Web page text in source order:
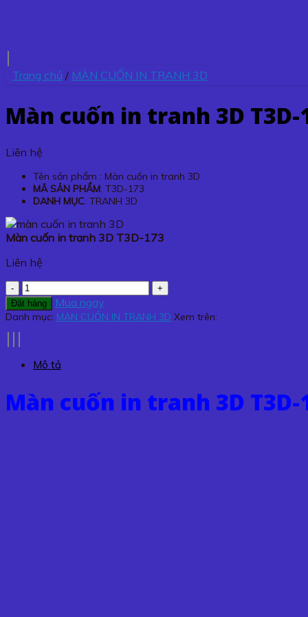
Trang chủ / MÀN CUỐN IN TRANH 3D
Màn cuốn in tranh 3D T3D-
Liên hệ
Tên sản phẩm : Màn cuốn in tranh 3D
MÃ SẢN PHẨM: T3D-173
DANH MỤC: TRANH 3D
Màn cuốn in tranh 3D T3D-173
Liên hệ
Màn
cuốn
in
173
lượng
Đặt hàng Mua ngay
Danh mục: MÀN CUỐN IN TRANH 3D Xem trên:
Mô tả
Màn cuốn in tranh 3D T3D-